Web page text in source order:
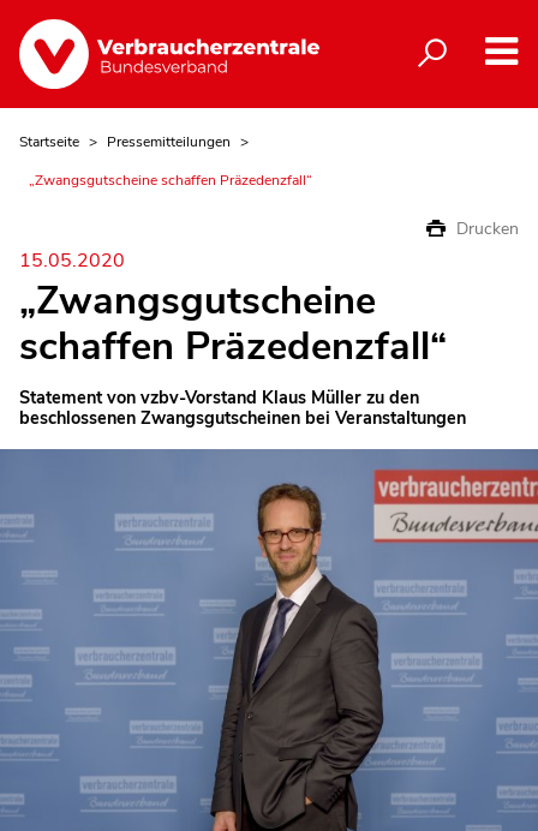
Startseite
Pressemitteilungen
„Zwangsgutscheine schaffen Präzedenzfall“
Drucken
15.05.2020
„Zwangsgutscheine
schaffen Präzedenzfall“
Statement von vzbv-Vorstand Klaus Müller zu den
beschlossenen Zwangsgutscheinen bei Veranstaltungen